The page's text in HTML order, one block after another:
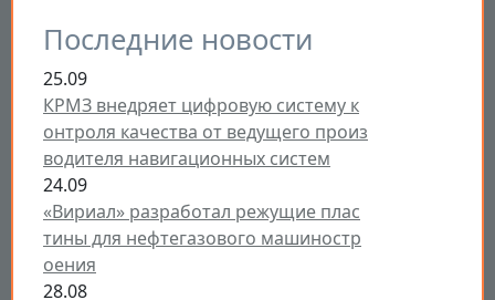
Последние новости
25.09
КРМЗ внедряет цифровую систему к
онтроля качества от ведущего произ
водителя навигационных систем
24.09
«Вириал» разработал режущие плас
тины для нефтегазового машиностр
оения
28.08